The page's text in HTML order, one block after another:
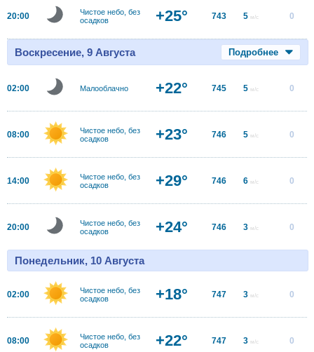
20:00
Чистое небо, без
осадков
+25° 743 5 м/с 0
Воскресение, 9 Августа Подробнее
02:00 Малооблачно +22° 745 5 м/с 0
08:00
Чистое небо, без
осадков
+23° 746 5 м/с 0
14:00
Чистое небо, без
осадков
+29° 746 6 м/с 0
20:00
Чистое небо, без
осадков
+24° 746 3 м/с 0
Понедельник, 10 Августа
02:00
Чистое небо, без
осадков
+18° 747 3 м/с 0
08:00
Чистое небо, без
осадков
+22° 747 3 м/с 0